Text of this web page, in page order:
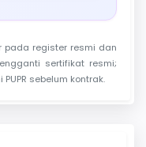
pada register resmi dan
sertifikat resmi;
sebelum kontrak.